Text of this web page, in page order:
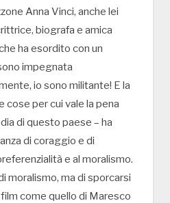
Anna Vinci, anche lei
biografa e amica
ha esordito con un
impegnata
io sono militante! E la
cose per cui vale la pena
di questo paese – ha
di coraggio e di
e al moralismo.
moralismo, ma di sporcarsi
come quello di Maresco